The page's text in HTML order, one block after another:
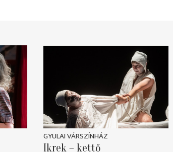
GYULAI VÁRSZÍNHÁZ
Ikrek – kettő